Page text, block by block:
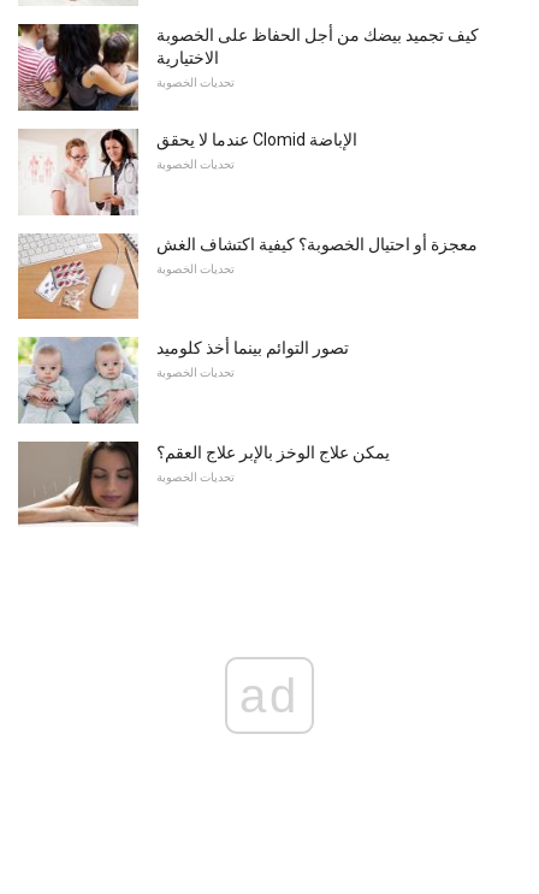
كيف تجميد بيضك من أجل الحفاظ على الخصوبة
الاختيارية
تحديات الخصوبة
عندما لا يحقق Clomid الإباضة
تحديات الخصوبة
معجزة أو احتيال الخصوبة؟ كيفية اكتشاف الغش
تحديات الخصوبة
تصور التوائم بينما أخذ كلوميد
تحديات الخصوبة
يمكن علاج الوخز بالإبر علاج العقم؟
تحديات الخصوبة
ad